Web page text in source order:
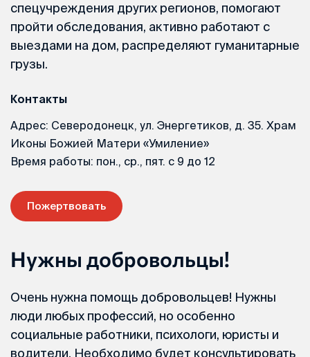
спецучреждения других регионов, помогают
пройти обследования, активно работают с
выездами на дом, распределяют гуманитарные
грузы.
Контакты
Адрес: Северодонецк, ул. Энергетиков, д. 35. Храм
Иконы Божией Матери «Умиление»
Время работы: пон., ср., пят. с 9 до 12
Пожертвовать
Нужны добровольцы!
Очень нужна помощь добровольцев! Нужны
люди любых профессий, но особенно
социальные работники, психологи, юристы и
водители. Необходимо будет консультировать